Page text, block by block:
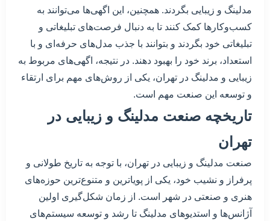
مدلینگ و زیبایی بگردند. همچنین، این اگهی‌ها می‌توانند به
کسب‌وکارها کمک کنند تا به دنبال فرصت‌های تبلیغاتی و
تبلیغاتی خود بگردند و بتوانند با جذب مدل‌های حرفه‌ای و با
استعداد، برند خود را بهبود دهند. در نتیجه، اگهی‌های مربوط به
زیبایی و مدلینگ در تهران، یکی از روش‌های مهم برای ارتقاء
و توسعه این صنعت مهم است.
تاریخچه صنعت مدلینگ و زیبایی در
تهران
صنعت مدلینگ و زیبایی در تهران، با توجه به تاریخ طولانی و
پرفراز و نشیب خود، یکی از پویاترین و متنوع‌ترین حوزه‌های
هنری و صنعتی در شهر است. از زمان شکل‌گیری اولین
آژانس‌ها و استدیوهای مدلینگ تا رشد و توسعه سیستم‌های